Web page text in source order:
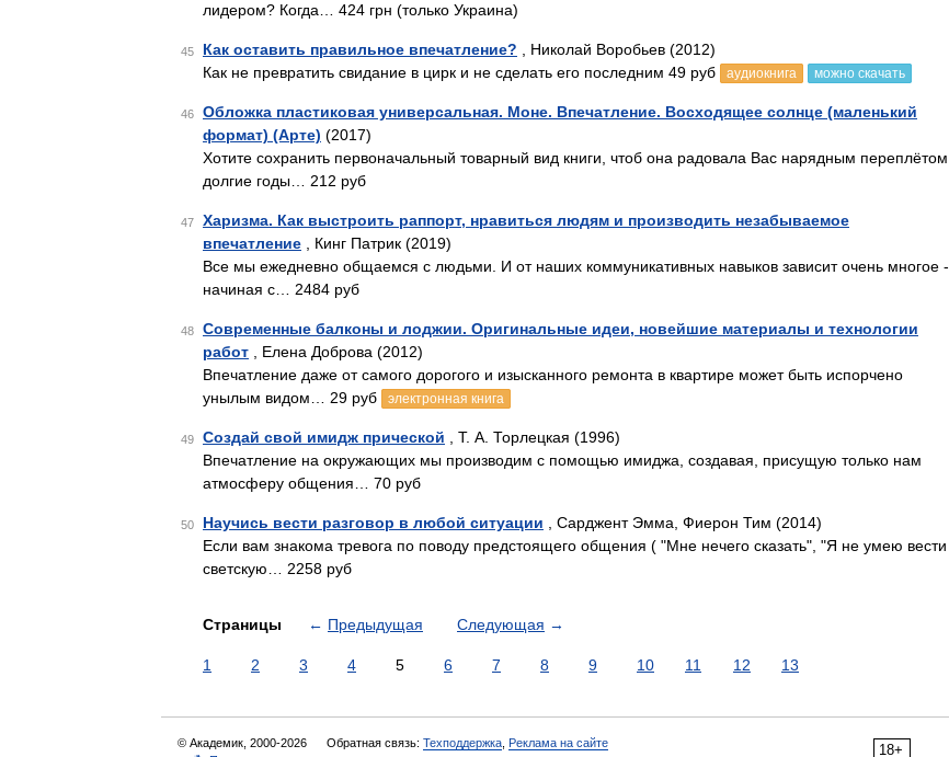
лидером? Когда… 424 грн (только Украина)
45 Как оставить правильное впечатление? , Николай Воробьев (2012)
Как не превратить свидание в цирк и не сделать его последним 49 руб
аудиокнига можно скачать
46
Обложка пластиковая универсальная. Моне. Впечатление. Восходящее солнце (маленький
формат) (Арте) (2017)
Хотите сохранить первоначальный товарный вид книги, чтоб она радовала Вас нарядным переплётом
долгие годы… 212 руб
47
Харизма. Как выстроить раппорт, нравиться людям и производить незабываемое
впечатление , Кинг Патрик (2019)
Все мы ежедневно общаемся с людьми. И от наших коммуникативных навыков зависит очень многое -
начиная с… 2484 руб
48
Современные балконы и лоджии. Оригинальные идеи, новейшие материалы и технологии
работ , Елена Доброва (2012)
Впечатление даже от самого дорогого и изысканного ремонта в квартире может быть испорчено
унылым видом… 29 руб
электронная книга
49 Создай свой имидж прической , Т. А. Торлецкая (1996)
Впечатление на окружающих мы производим с помощью имиджа, создавая, присущую только нам
атмосферу общения… 70 руб
50 Научись вести разговор в любой ситуации , Сарджент Эмма, Фиерон Тим (2014)
Если вам знакома тревога по поводу предстоящего общения ( "Мне нечего сказать", "Я не умею вести
светскую… 2258 руб
Страницы ← Предыдущая Следующая →
1 2 3 4 5 6 7 8 9 10 11 12 13
18+
© Академик, 2000-2026 Обратная связь: Техподдержка Реклама на сайте